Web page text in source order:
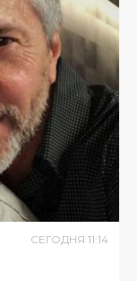
СЕГОДНЯ 11:14